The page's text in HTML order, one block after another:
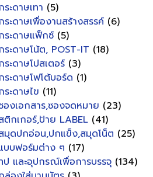
ระดาษเทา (5)
ระดาษเพื่องานสร้างสรรค์ (6)
ระดาษแฟ็กซ์ (5)
ระดาษโน้ต, POST-IT (18)
ระดาษโปสเตอร์ (3)
ระดาษโฟโต้บอร์ด (1)
ระดาษไข (11)
องเอกสาร,ซองจดหมาย (23)
ติกเกอร์,ป้าย LABEL (41)
มุดปกอ่อน,ปกแข็ง,สมุดโน็ต (25)
บบฟอร์มต่าง ๆ (17)
ป และอุปกรณ์เพื่อการบรรจุ (134)